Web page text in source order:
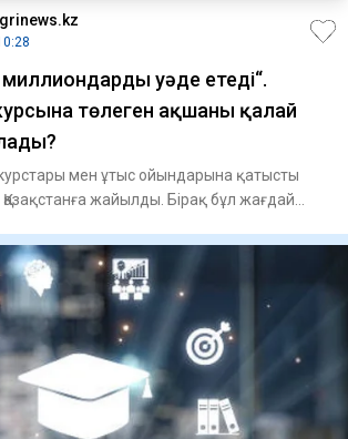
миллиондарды уәде етеді“.
төлеген ақшаны қалай
мен ұтыс ойындарына қатысты
жайылды. Бірақ бұл жағдай